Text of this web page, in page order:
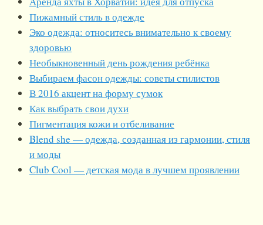
Пижамный стиль в одежде
Эко одежда: относитесь внимательно к своему
здоровью
Необыкновенный день рождения ребёнка
Выбираем фасон одежды: советы стилистов
В 2016 акцент на форму сумок
Как выбрать свои духи
Пигментация кожи и отбеливание
Blend she — одежда, созданная из гармонии, стиля
и моды
Club Cool — детская мода в лучшем проявлении